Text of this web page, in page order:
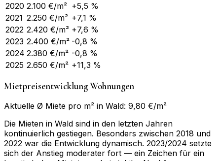
2020 2.100 €/m² +5,5 %
2021 2.250 €/m² +7,1 %
2022 2.420 €/m² +7,6 %
2023 2.400 €/m² -0,8 %
2024 2.380 €/m² -0,8 %
2025 2.650 €/m² +11,3 %
Mietpreisentwicklung Wohnungen
Aktuelle Ø Miete pro m² in Wald: 9,80 €/m²
Die Mieten in Wald sind in den letzten Jahren
kontinuierlich gestiegen. Besonders zwischen 2018 und
2022 war die Entwicklung dynamisch. 2023/2024 setzte
sich der Anstieg moderater fort — ein Zeichen für ein